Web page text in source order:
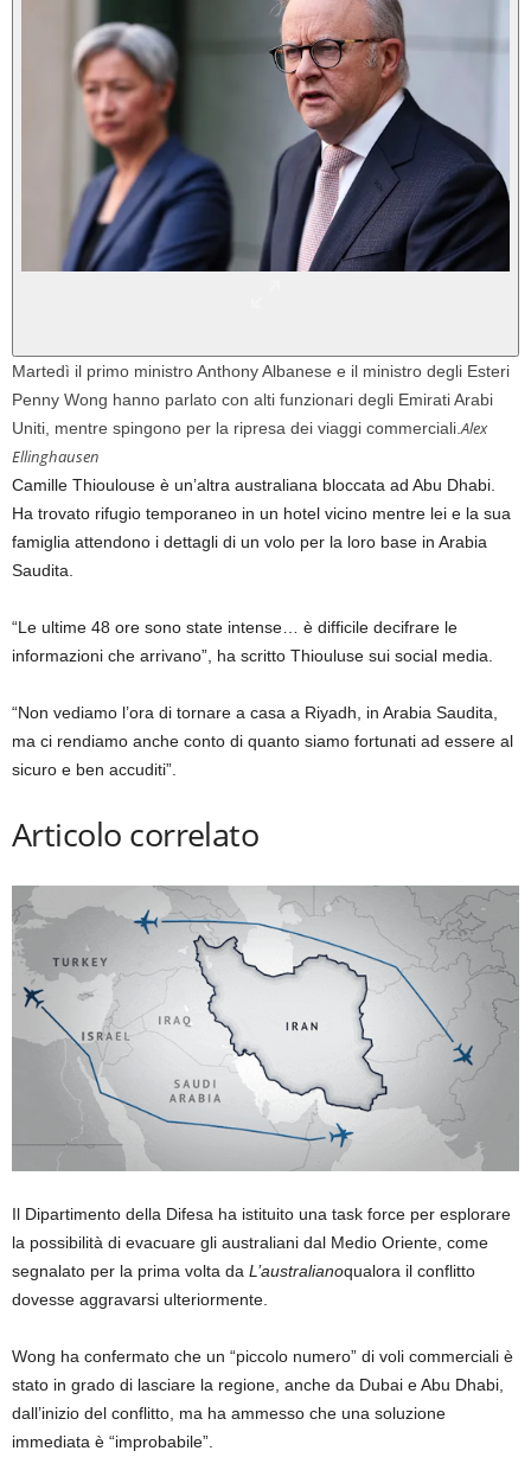
Martedì il primo ministro Anthony Albanese e il ministro degli Esteri
Penny Wong hanno parlato con alti funzionari degli Emirati Arabi
Uniti, mentre spingono per la ripresa dei viaggi commerciali. Alex
Ellinghausen
Camille Thioulouse è un’altra australiana bloccata ad Abu Dhabi.
Ha trovato rifugio temporaneo in un hotel vicino mentre lei e la sua
famiglia attendono i dettagli di un volo per la loro base in Arabia
Saudita.
“Le ultime 48 ore sono state intense… è difficile decifrare le
informazioni che arrivano”, ha scritto Thiouluse sui social media.
“Non vediamo l’ora di tornare a casa a Riyadh, in Arabia Saudita,
ma ci rendiamo anche conto di quanto siamo fortunati ad essere al
sicuro e ben accuditi”.
Articolo correlato
Il Dipartimento della Difesa ha istituito una task force per esplorare
la possibilità di evacuare gli australiani dal Medio Oriente, come
segnalato per la prima volta da L’australianoqualora il conflitto
dovesse aggravarsi ulteriormente.
Wong ha confermato che un “piccolo numero” di voli commerciali è
stato in grado di lasciare la regione, anche da Dubai e Abu Dhabi,
dall’inizio del conflitto, ma ha ammesso che una soluzione
immediata è “improbabile”.